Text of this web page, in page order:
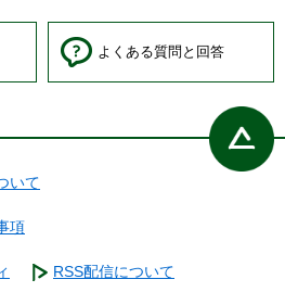
よくある質問と回答
いて
項
RSS配信について